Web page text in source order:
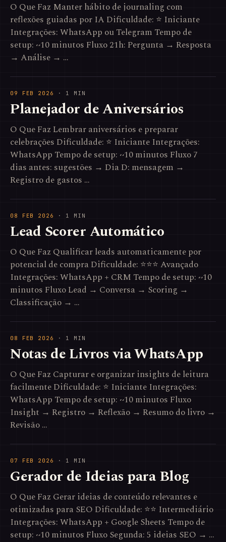
O Que Faz Manter hábito de journaling com
reflexões guiadas por IA Dificuldade: ⭐ Iniciante
Integrações: WhatsApp ou Telegram Tempo de
setup: ~10 minutos Fluxo 21h: Pergunta → Resposta
→ Análise → …
09 FEB 2026 · 1 MIN
Planejador de Aniversários
O Que Faz Lembrar aniversários e preparar
celebrações Dificuldade: ⭐ Iniciante Integrações:
WhatsApp Tempo de setup: ~10 minutos Fluxo 7
dias antes: sugestões → Dia D: mensagem →
Registro de gastos …
08 FEB 2026 · 1 MIN
Lead Scorer Automático
O Que Faz Qualificar leads automaticamente por
potencial de compra Dificuldade: ⭐⭐⭐ Avançado
Integrações: WhatsApp + CRM Tempo de setup: ~10
minutos Fluxo Lead → Conversa → Scoring →
Classificação → …
08 FEB 2026 · 1 MIN
Notas de Livros via WhatsApp
O Que Faz Capturar e organizar insights de leitura
facilmente Dificuldade: ⭐ Iniciante Integrações:
WhatsApp Tempo de setup: ~10 minutos Fluxo
Insight → Registro → Reflexão → Resumo do livro →
Revisão …
07 FEB 2026 · 1 MIN
Gerador de Ideias para Blog
O Que Faz Gerar ideias de conteúdo relevantes e
otimizadas para SEO Dificuldade: ⭐⭐ Intermediário
Integrações: WhatsApp + Google Sheets Tempo de
setup: ~10 minutos Fluxo Segunda: 5 ideias SEO → …